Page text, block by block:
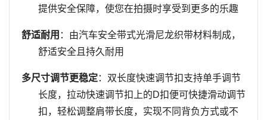
提供安全保障，使您在拍摄时享受到更多的乐趣
舒适耐用 ：由汽车安全带式光滑尼龙织带材料制成，
舒适安全且持久耐用
多尺寸调节更稳定：双长度快速调节扣支持单手调节
长度，拉动快速调节扣上的D扣便可快捷滑动调节
扣，轻松调整肩带长度，实现不同背负方式或不